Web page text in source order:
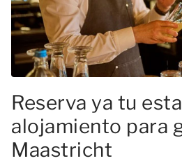
Reserva ya tu
alojamiento para
Maastricht